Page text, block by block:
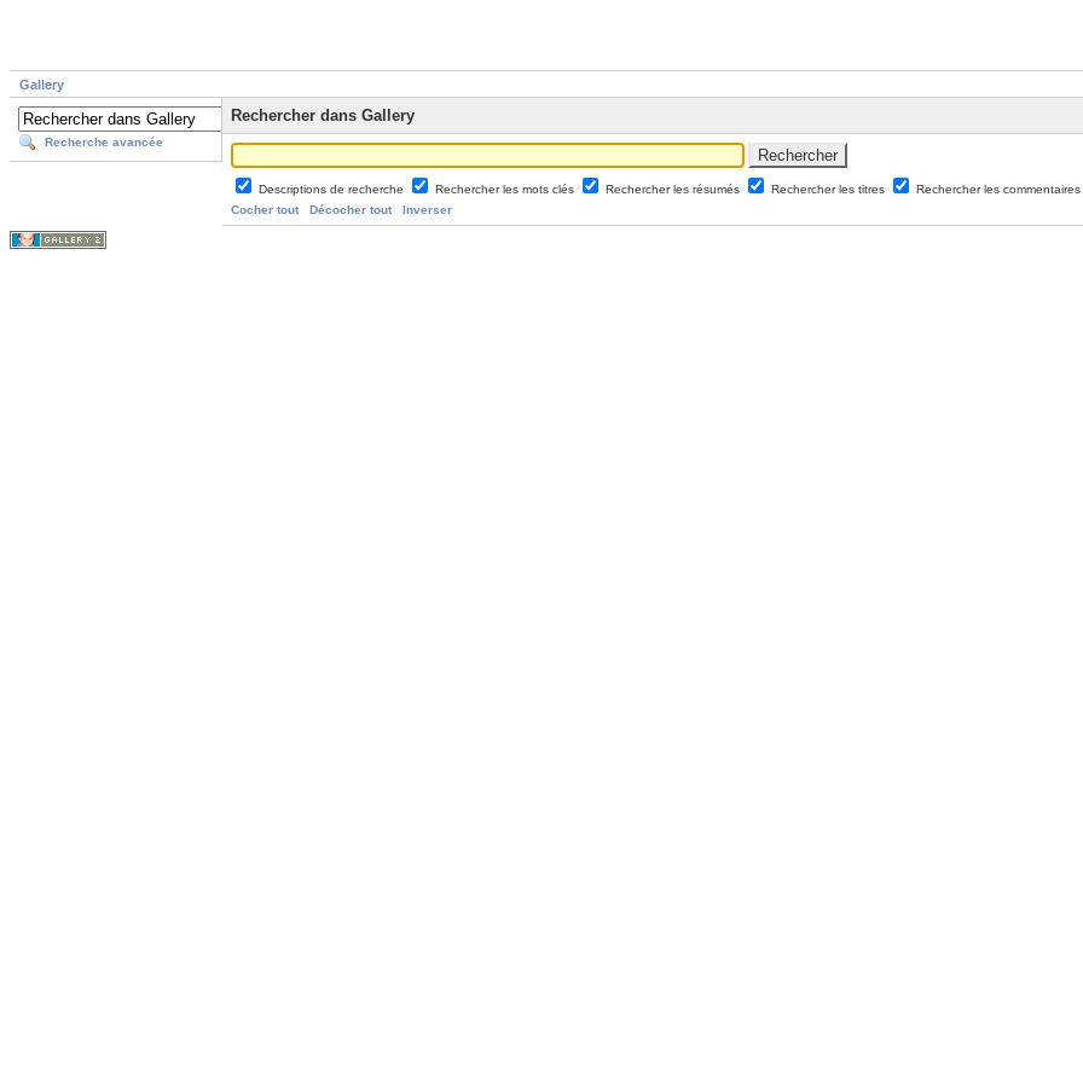
Gallery
Recherche avancée
Rechercher dans Gallery
Descriptions de recherche Rechercher les mots clés Rechercher les résumés Rechercher les titres
Rechercher les commentaires
Cocher tout
Décocher tout Inverser